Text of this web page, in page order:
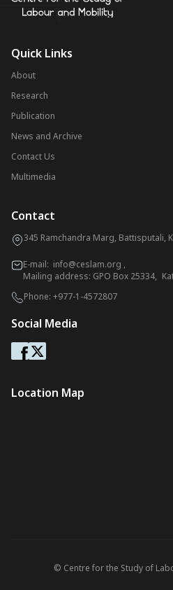
Quick Links
About
Research
Publication
News and Archive
Contact Us
Multimedia
Contact
345 Ramchandra Marg, Battisputali,
E-mail: info@ceslam.org ,
Mailing address: GPO Box 25334,
Phone: +977-1-4572807
Social Media
Location Map
© Centre for the Study of